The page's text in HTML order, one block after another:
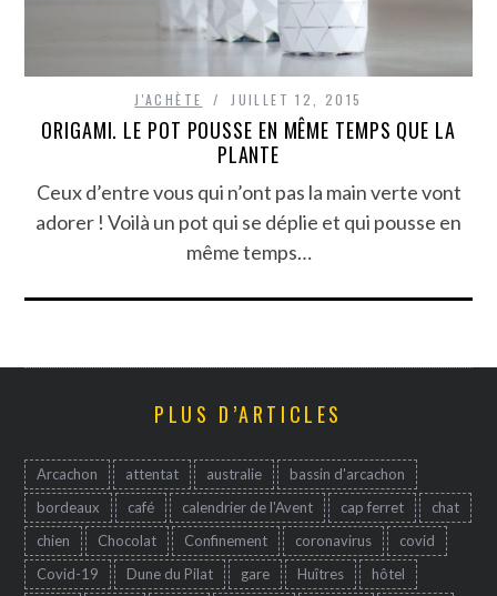
J'ACHÈTE JUILLET 12, 2015
ORIGAMI. LE POT POUSSE EN MÊME TEMPS QUE LA
PLANTE
Ceux d’entre vous qui n’ont pas la main verte vont
adorer ! Voilà un pot qui se déplie et qui pousse en
même temps…
PLUS D’ARTICLES
Arcachon attentat australie
bassin d'arcachon
bordeaux
café calendrier de l'Avent cap ferret
chat
chien
Chocolat Confinement coronavirus
covid
Covid-19
Dune du Pilat gare Huîtres
hôtel